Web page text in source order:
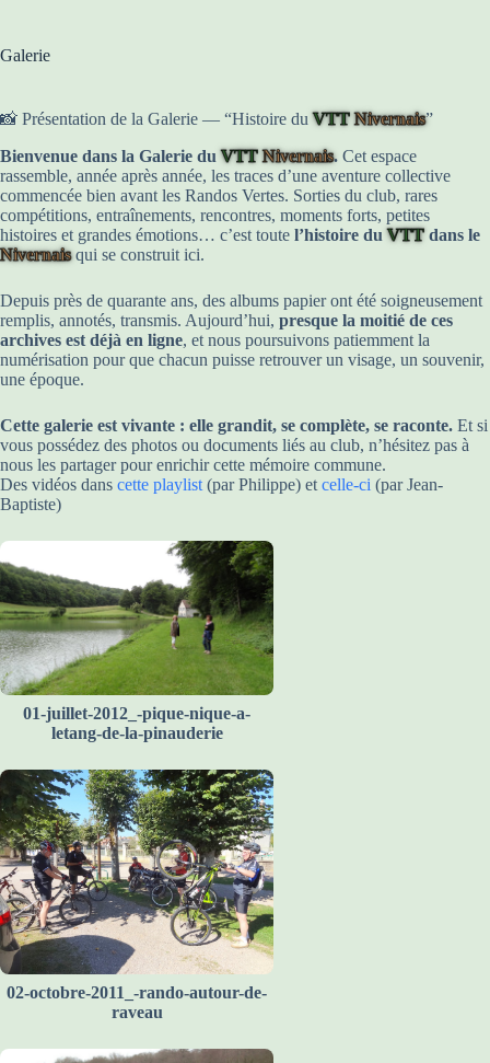
Galerie
📸 Présentation de la Galerie — “Histoire duVTT Nivernais”
Bienvenue dans la Galerie duVTT Nivernais. Cet espace
rassemble, année après année, les traces d’une aventure collective
commencée bien avant les Randos Vertes. Sorties du club, rares
compétitions, entraînements, rencontres, moments forts, petites
histoires et grandes émotions… c’est toute l’histoire duVTTdans le
Nivernaisqui se construit ici.
Depuis près de quarante ans, des albums papier ont été soigneusement
remplis, annotés, transmis. Aujourd’hui, presque la moitié de ces
archives est déjà en ligne, et nous poursuivons patiemment la
numérisation pour que chacun puisse retrouver un visage, un souvenir,
une époque.
Cette galerie est vivante : elle grandit, se complète, se raconte. Et si
vous possédez des photos ou documents liés au club, n’hésitez pas à
nous les partager pour enrichir cette mémoire commune.
Des vidéos dans cette playlist (par Philippe) et celle-ci (par Jean-
Baptiste)
01-juillet-2012_-pique-nique-a-
letang-de-la-pinauderie
02-octobre-2011_-rando-autour-de-
raveau